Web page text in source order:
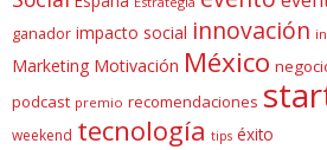
ganador impacto social innovación
Marketing Motivación México
podcast premio recomendaciones
weekend tecnología tips éxito